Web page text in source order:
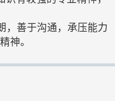
，善于沟通，承压能力
神。